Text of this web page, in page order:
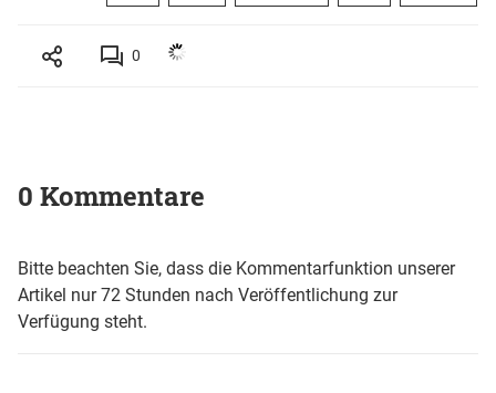
0
0 Kommentare
Bitte beachten Sie, dass die Kommentarfunktion unserer
Artikel nur 72 Stunden nach Veröffentlichung zur
Verfügung steht.